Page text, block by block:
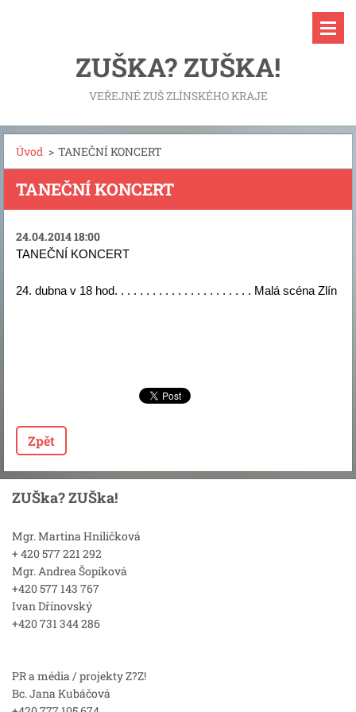
ZUŠKA? ZUŠKA!
VEŘEJNÉ ZUŠ ZLÍNSKÉHO KRAJE
Úvod > TANEČNÍ KONCERT
TANEČNÍ KONCERT
24.04.2014 18:00
TANEČNÍ KONCERT
24. dubna v 18 hod. . . . . . . . . . . . . . . . . . . . . . Malá scéna Zlín
Zpět
ZUŠka? ZUŠka!
Mgr. Martina Hniličková
+ 420 577 221 292
Mgr. Andrea Šopíková
+420 577 143 767
Ivan Dřínovský
+420 731 344 286
PR a média / projekty Z?Z!
Bc. Jana Kubáčová